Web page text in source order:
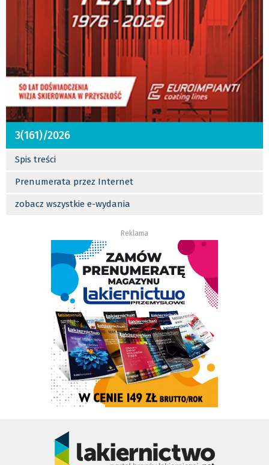
3(161)/2026
Spis treści
Prenumerata przez Internet
zobacz wszystkie e-wydania
Reklama